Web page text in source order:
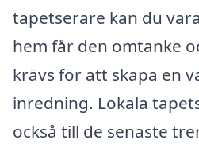
tapetserare kan du
hem får den omtanke
krävs för att skapa en
inredning. Lokala
också till de senaste